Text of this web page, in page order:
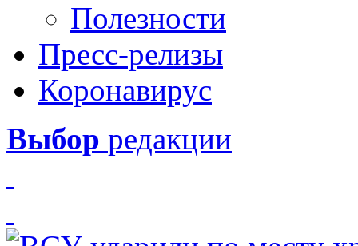
Полезности
Пресс-релизы
Коронавирус
Выбор редакции